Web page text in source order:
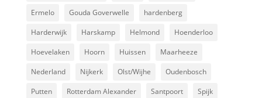
Ermelo
Gouda Goverwelle
hardenberg
Harderwijk
Harskamp Helmond
Hoenderloo
Hoevelaken
Hoorn Huissen
Maarheeze
Nederland
Nijkerk Olst/Wijhe
Oudenbosch
Putten
Rotterdam Alexander Santpoort
Spijk